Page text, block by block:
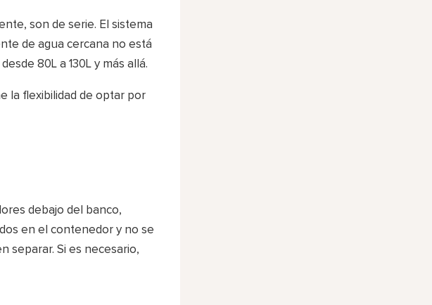
son de serie. El sistema
de agua cercana no está
80L a 130L y más allá.
la flexibilidad de optar por
debajo del banco,
en el contenedor y no se
separar. Si es necesario,